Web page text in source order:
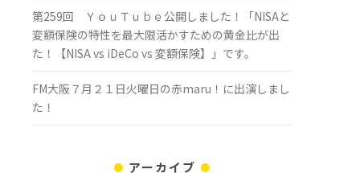
第259回 ＹｏｕＴｕｂｅ公開しました！「NISAと
変額保険の特性を最大限活かすための黄金比が出
た！【NISA vs iDeCo vs 変額保険】」です。
FM大阪７月２１日火曜日の赤maru！に出演しまし
た！
アーカイブ